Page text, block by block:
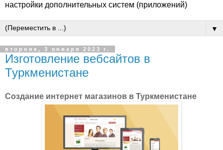
настройки дополнительных систем (приложений)
▼
вторник, 3 января 2023 г.
Изготовление вебсайтов в
Туркменистане
Создание интернет магазинов в Туркменистане